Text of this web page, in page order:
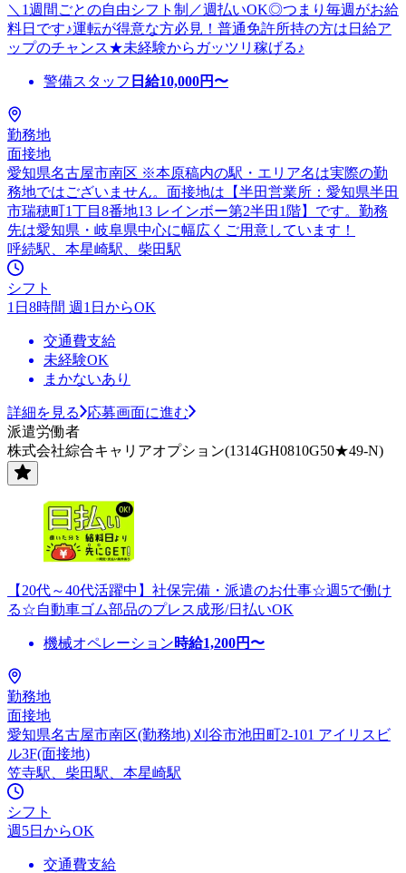
＼1週間ごとの自由シフト制／週払いOK◎つまり毎週がお給
料日です♪運転が得意な方必見！普通免許所持の方は日給ア
ップのチャンス★未経験からガッツリ稼げる♪
警備スタッフ 日給10,000円〜
勤務地
面接地
愛知県名古屋市南区 ※本原稿内の駅・エリア名は実際の勤
務地ではございません。面接地は【半田営業所：愛知県半田
市瑞穂町1丁目8番地13 レインボー第2半田1階】です。勤務
先は愛知県・岐阜県中心に幅広くご用意しています！
呼続駅、本星崎駅、柴田駅
シフト
1日8時間 週1日からOK
交通費支給
未経験OK
まかないあり
詳細を見る
応募画面に進む
派遣労働者
株式会社綜合キャリアオプション(1314GH0810G50★49-N)
【20代～40代活躍中】社保完備・派遣のお仕事☆週5で働け
る☆自動車ゴム部品のプレス成形/日払いOK
機械オペレーション時給1,200円〜
勤務地
面接地
愛知県名古屋市南区(勤務地) 刈谷市池田町2-101 アイリスビ
ル3F(面接地)
笠寺駅、柴田駅、本星崎駅
シフト
週5日からOK
交通費支給